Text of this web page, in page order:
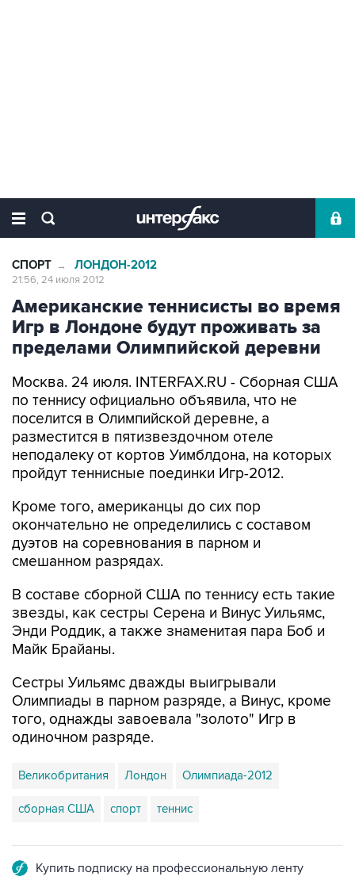
СПОРТ → ЛОНДОН-2012
21:56, 24 июля 2012
Американские теннисисты во время
Игр в Лондоне будут проживать за
пределами Олимпийской деревни
Москва. 24 июля. INTERFAX.RU - Сборная США
по теннису официально объявила, что не
поселится в Олимпийской деревне, а
разместится в пятизвездочном отеле
неподалеку от кортов Уимблдона, на которых
пройдут теннисные поединки Игр-2012.
Кроме того, американцы до сих пор
окончательно не определились с составом
дуэтов на соревнования в парном и
смешанном разрядах.
В составе сборной США по теннису есть такие
звезды, как сестры Серена и Винус Уильямс,
Энди Роддик, а также знаменитая пара Боб и
Майк Брайаны.
Сестры Уильямс дважды выигрывали
Олимпиады в парном разряде, а Винус, кроме
того, однажды завоевала "золото" Игр в
одиночном разряде.
Великобритания Лондон Олимпиада-2012
сборная США спорт теннис
Купить подписку на профессиональную ленту